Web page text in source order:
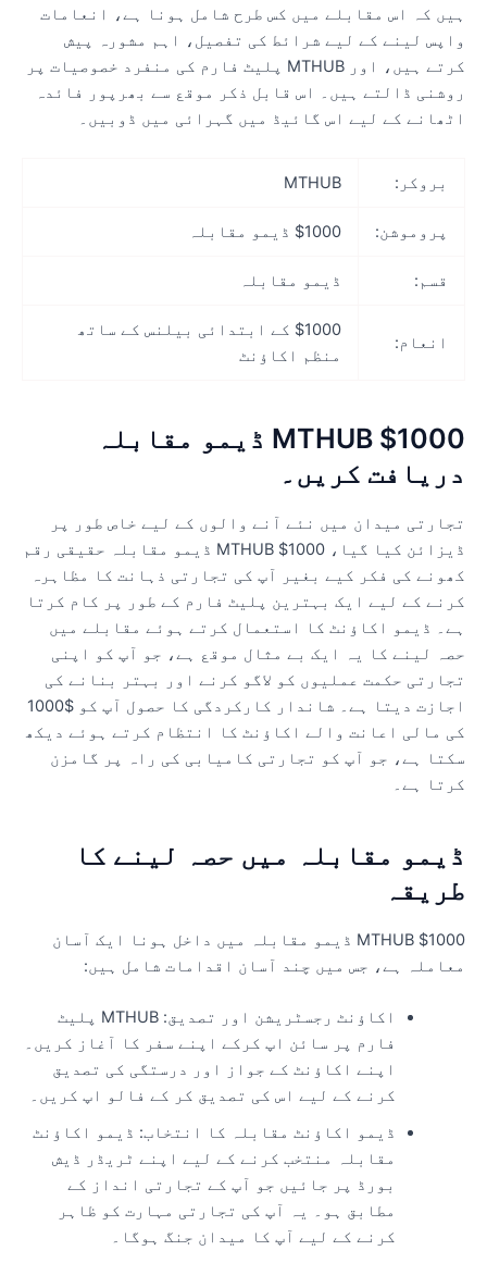
کہ اس مقابلے میں کس طرح شامل ہونا ہے، انعامات
لینے کے لیے شرائط کی تفصیل، اہم مشورہ پیش
کرتے ہیں، اور MTHUB پلیٹ فارم کی منفرد خصوصیات پر
ڈالتے ہیں۔ اس قابل ذکر موقع سے بھرپور فائدہ
کے لیے اس گائیڈ میں گہرائی میں ڈوبیں۔
بروکر: MTHUB
پروموشن: $1000 ڈیمو مقابلہ
قسم: ڈیمو مقابلہ
انعام:
$1000 کے ابتدائی بیلنس کے ساتھ
منظم اکاؤنٹ
MTHUB $1000 ڈیمو مقابلہ
کریں۔
میدان میں نئے آنے والوں کے لیے خاص طور پر
ڈیزائن کیا گیا، MTHUB $1000 ڈیمو مقابلہ حقیقی رقم
کی فکر کیے بغیر آپ کی تجارتی ذہانت کا مظاہرہ
کے لیے ایک بہترین پلیٹ فارم کے طور پر کام کرتا
ڈیمو اکاؤنٹ کا استعمال کرتے ہوئے مقابلے میں
لینے کا یہ ایک بے مثال موقع ہے، جو آپ کو اپنی
حکمت عملیوں کو لاگو کرنے اور بہتر بنانے کی
اجازت دیتا ہے۔ شاندار کارکردگی کا حصول آپ کو $1000
مالی اعانت والے اکاؤنٹ کا انتظام کرتے ہوئے دیکھ
ہے، جو آپ کو تجارتی کامیابی کی راہ پر گامزن
ہے۔
مقابلہ میں حصہ لینے کا
MTHUB $1000 ڈیمو مقابلہ میں داخل ہونا ایک آسان
ہے، جس میں چند آسان اقدامات شامل ہیں:
اکاؤنٹ رجسٹریشن اور تصدیق: MTHUB پلیٹ
فارم پر سائن اپ کرکے اپنے سفر کا آغاز کریں۔
اپنے اکاؤنٹ کے جواز اور درستگی کی تصدیق
کرنے کے لیے اس کی تصدیق کر کے فالو اپ کریں۔
ڈیمو اکاؤنٹ مقابلہ کا انتخاب: ڈیمو اکاؤنٹ
مقابلہ منتخب کرنے کے لیے اپنے ٹریڈر ڈیش
بورڈ پر جائیں جو آپ کے تجارتی انداز کے
مطابق ہو۔ یہ آپ کی تجارتی مہارت کو ظاہر
کرنے کے لیے آپ کا میدان جنگ ہوگا۔